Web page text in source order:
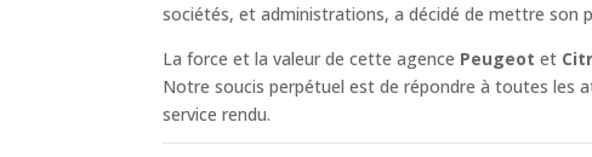
sociétés, et administrations, a décidé de mettre son
La force et la valeur de cette agence Peugeotet
Notre soucis perpétuel est de répondre à toutes les
service rendu.